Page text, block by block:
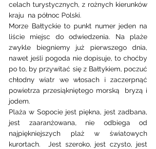
celach turystycznych, z rożnych kierunków
kraju  na północ Polski.
Morze Bałtyckie to punkt numer jeden na
liście miejsc do odwiedzenia. Na plaże
zwykle biegniemy już pierwszego dnia,
nawet jeśli pogoda nie dopisuje, to choćby
po to, by przywitać się z Bałtykiem, poczuć
chłodny wiatr we włosach i zaczerpnąć
powietrza przesiąkniętego morską  bryzą i
jodem.
Plaża w Sopocie jest piękna, jest zadbana,
jest zaaranżowana, nie odbiega od
najpiękniejszych plaż w światowych
kurortach.  Jest szeroko, jest czysto, jest